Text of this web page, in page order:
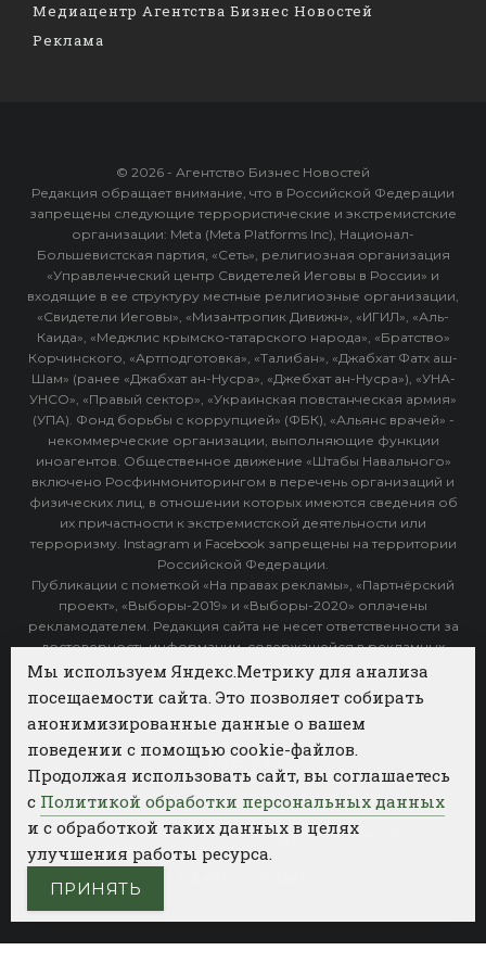
Медиацентр Агентства Бизнес Новостей
Реклама
© 2026 - Агентство Бизнес Новостей
Редакция обращает внимание, что в Российской Федерации
запрещены следующие террористические и экстремистские
организации: Meta (Meta Platforms Inc), Национал-
Большевистская партия, «Сеть», религиозная организация
«Управленческий центр Свидетелей Иеговы в России» и
входящие в ее структуру местные религиозные организации,
«Свидетели Иеговы», «Мизантропик Дивижн», «ИГИЛ», «Аль-
Каида», «Меджлис крымско-татарского народа», «Братство»
Корчинского, «Артподготовка», «Талибан», «Джабхат Фатх аш-
Шам» (ранее «Джабхат ан-Нусра», «Джебхат ан-Нусра»), «УНА-
УНСО», «Правый сектор», «Украинская повстанческая армия»
(УПА). Фонд борьбы с коррупцией» (ФБК), «Альянс врачей» -
некоммерческие организации, выполняющие функции
иноагентов. Общественное движение «Штабы Навального»
включено Росфинмониторингом в перечень организаций и
физических лиц, в отношении которых имеются сведения об
их причастности к экстремистской деятельности или
терроризму. Instagram и Facebook запрещены на территории
Российской Федерации.
Публикации с пометкой «На правах рекламы», «Партнёрский
проект», «Выборы-2019» и «Выборы-2020» оплачены
рекламодателем. Редакция сайта не несет ответственности за
достоверность информации, содержащейся в рекламных
объявлениях.
ФОТОБАНК АГЕНТСТВА БИЗНЕС НОВОСТЕЙ
РЕГИОНЫ ПОЛИТИКА ОБЩЕСТВО
Мы используем Яндекс.Метрику для анализа
посещаемости сайта. Это позволяет собирать
анонимизированные данные о вашем
поведении с помощью cookie-файлов.
Продолжая использовать сайт, вы соглашаетесь
с Политикой обработки персональных данных
и с обработкой таких данных в целях
улучшения работы ресурса.
ПРИНЯТЬ